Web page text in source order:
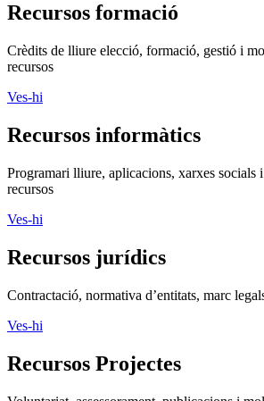
Recursos formació
Crèdits de lliure elecció, formació, gestió i
recursos
Ves-hi
Recursos informàtics
Programari lliure, aplicacions, xarxes socials
recursos
Ves-hi
Recursos jurídics
Contractació, normativa d’entitats, marc
Ves-hi
Recursos Projectes